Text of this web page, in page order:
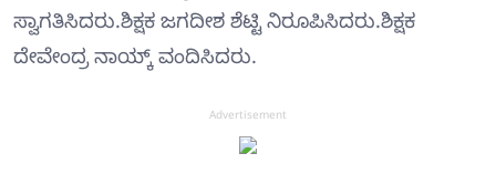
ಸ್ವಾಗತಿಸಿದರು.ಶಿಕ್ಷಕ ಜಗದೀಶ ಶೆಟ್ಟಿ ನಿರೂಪಿಸಿದರು.ಶಿಕ್ಷಕ
ದೇವೇಂದ್ರ ನಾಯ್ಕ್ ವಂದಿಸಿದರು.
Advertisement